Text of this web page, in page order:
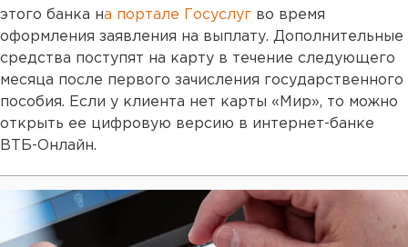
этого банка на портале Госуслуг во время
оформления заявления на выплату. Дополнительные
средства поступят на карту в течение следующего
месяца после первого зачисления государственного
пособия. Если у клиента нет карты «Мир», то можно
открыть ее цифровую версию в интернет-банке
ВТБ-Онлайн.